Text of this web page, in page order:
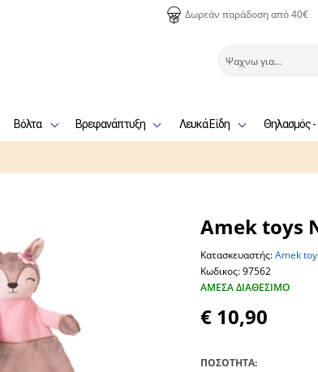
Δωρεάν παράδοση από 40€
Βόλτα Βρεφανάπτυξη Λευκά Είδη Θηλασμός
Amek toys
Κατασκευαστής:Amek
Κωδικος: 97562
ΆΜΕΣΑ ΔΙΑΘΈΣΙΜΟ
€ 10,90
ΠΟΣΟΤΗΤΑ: